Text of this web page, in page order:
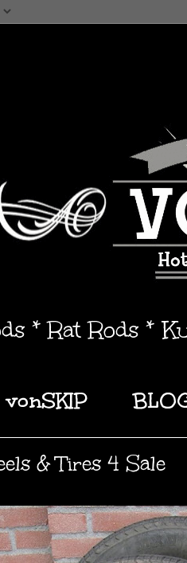
* Rat Rods *
vonSKIP
& Tires 4 Sale